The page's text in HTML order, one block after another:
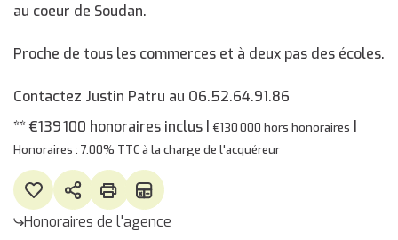
au coeur de Soudan.
Proche de tous les commerces et à deux pas des écoles.
Contactez Justin Patru au O6.52.64.91.86
** €139 100 honoraires inclus €130 000 hors honoraires
Honoraires : 7.00% TTC à la charge de l'acquéreur
Honoraires de l'agence